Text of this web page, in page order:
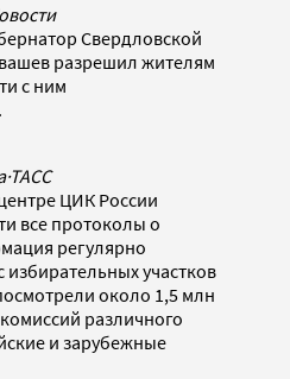
Свердловской
разрешил жителям
с ним
·ТАСС
ЦИК России
все протоколы о
регулярно
участков
около 1,5 млн
различного
и зарубежные